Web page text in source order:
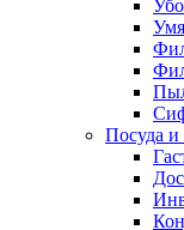
Посуда и